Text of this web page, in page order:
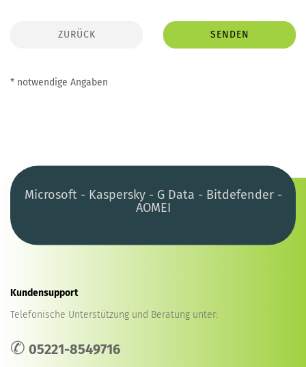
ZURÜCK SENDEN
* notwendige Angaben
Microsoft - Kaspersky - G Data - Bitdefender -
AOMEI
Kundensupport
Telefonische Unterstützung und Beratung unter:
✆ 05221-8549716